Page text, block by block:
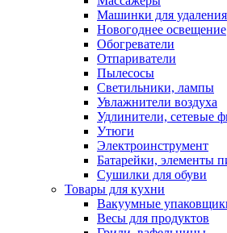
Машинки для
Новогоднее освещение
Обогреватели
Отпариватели
Пылесосы
Светильники, лампы
Увлажнители воздуха
Удлинители, сетевые
Утюги
Электроинструмент
Батарейки, элементы
Сушилки для обуви
Товары для кухни
Вакуумные
Весы для продуктов